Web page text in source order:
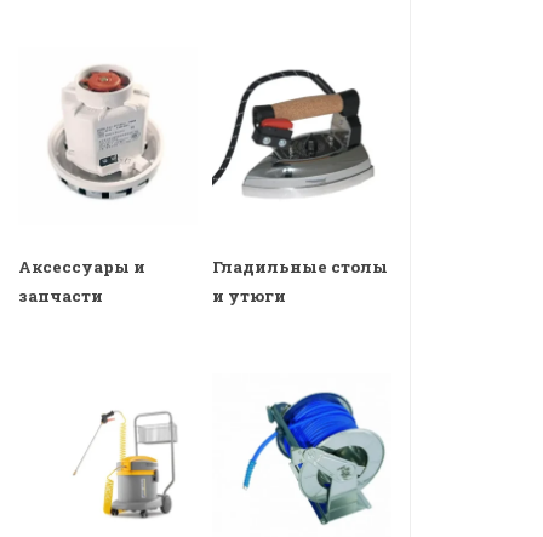
Аксессуары и
запчасти
Гладильные столы
и утюги